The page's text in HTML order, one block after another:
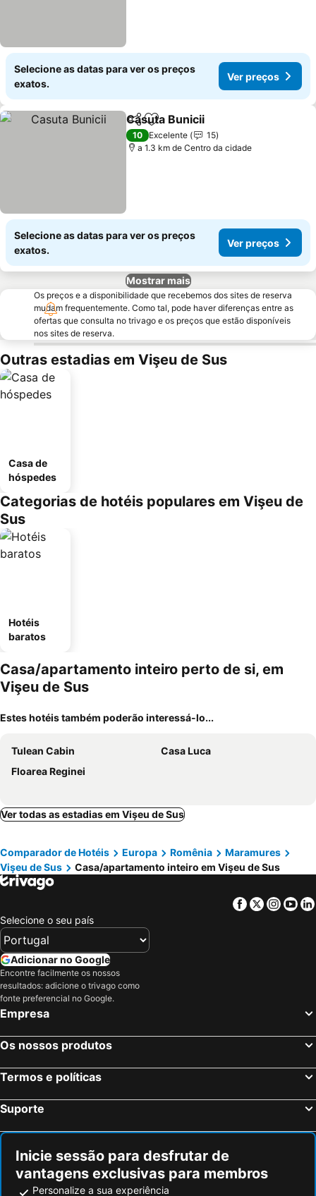
Selecione as datas para ver os preços
exatos.
Ver preços
PartilharAdicionar aos favoritos
Casuta Bunicii
10 Excelente
15
a 1.3 km de Centro da cidade
Selecione as datas para ver os preços
exatos.
Ver preços
Mostrar mais
Os preços e a disponibilidade que recebemos dos sites de reserva
mudam frequentemente. Como tal, pode haver diferenças entre as
ofertas que consulta no trivago e os preços que estão disponíveis
nos sites de reserva.
Outras estadias em Vişeu de Sus
Casa de
hóspedes
Categorias de hotéis populares em Vişeu de
Sus
Hotéis
baratos
Casa/apartamento inteiro perto de si, em
Vişeu de Sus
Estes hotéis também poderão interessá-lo...
Tulean Cabin
Casa Luca
Floarea Reginei
Ver todas as estadias em Vişeu de Sus
Comparador de Hotéis Europa Romênia
Maramures
Vişeu de Sus
Casa/apartamento inteiro em Vişeu de Sus
Facebook
Twitter
Selecione o seu país
Adicionar no Google
Encontre facilmente os nossos
resultados: adicione o trivago como
fonte preferencial no Google.
Empresa
Os nossos produtos
Termos e políticas
Suporte
Inicie sessão para desfrutar de
vantagens exclusivas para membros
Personalize a sua experiência